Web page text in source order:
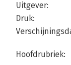
Uitgever:
Druk:
Hoofdrubriek: